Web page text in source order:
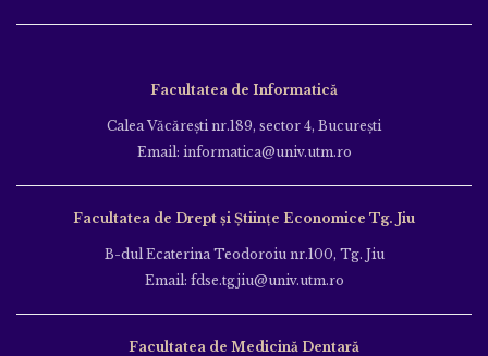
Facultatea de Informatică
Calea Văcăreşti nr.189, sector 4, Bucureşti
Email: informatica@univ.utm.ro
Facultatea de Drept și Științe Economice Tg. Jiu
B-dul Ecaterina Teodoroiu nr.100, Tg. Jiu
Email: fdse.tgjiu@univ.utm.ro
Facultatea de Medicină Dentară